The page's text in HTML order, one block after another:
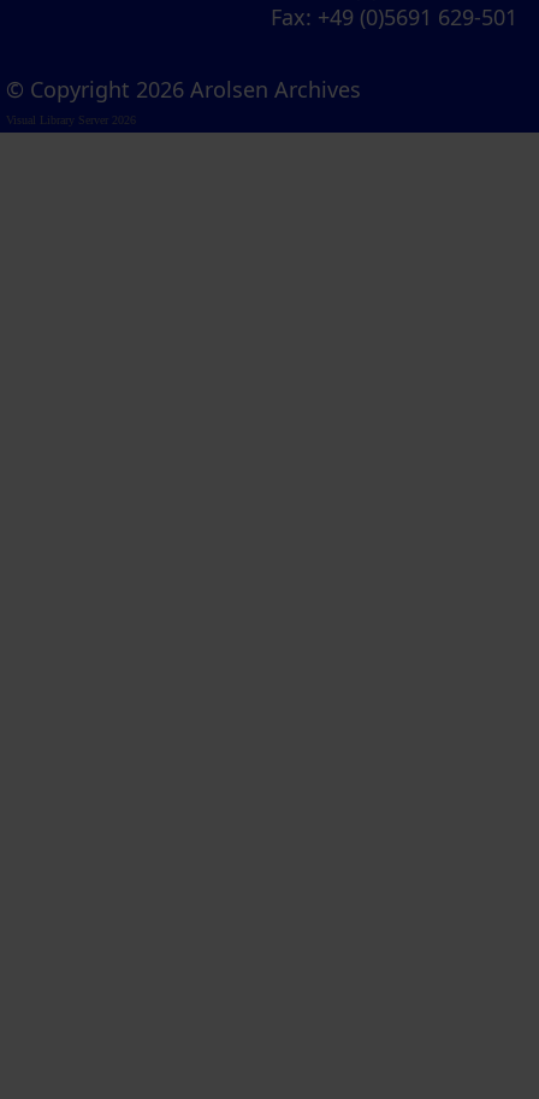
Fax: +49 (0)5691 629-501
© Copyright 2026 Arolsen Archives
Visual Library Server 2026